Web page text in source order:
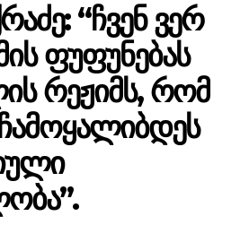
“ᲩᲕᲔᲜ ᲕᲔᲠ
ᲤᲣᲤᲣᲜᲔᲑᲐᲡ
ᲠᲔᲟᲘᲛᲡ, ᲠᲝᲛ
ᲩᲐᲛᲝᲧᲐᲚᲘᲑᲓᲔᲡ